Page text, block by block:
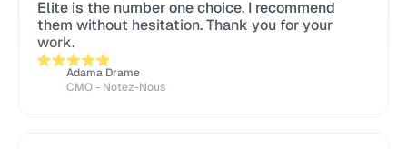
Elite is the number one choice. I recommend
them without hesitation. Thank you for your
work.
Adama Drame
CMO - Notez-Nous